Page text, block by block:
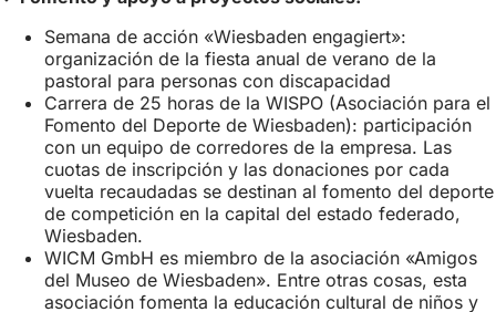
pestaña)
nueva
pestaña)
Semana de acción «Wiesbaden engagiert»:
organización de la fiesta anual de verano de la
pastoral para personas con discapacidad
Carrera de 25 horas de la WISPO (Asociación para el
Fomento del Deporte de Wiesbaden): participación
con un equipo de corredores de la empresa. Las
cuotas de inscripción y las donaciones por cada
vuelta recaudadas se destinan al fomento del deporte
de competición en la capital del estado federado,
Wiesbaden.
WICM GmbH es miembro de la asociación «Amigos
del Museo de Wiesbaden». Entre otras cosas, esta
asociación fomenta la educación cultural de niños y